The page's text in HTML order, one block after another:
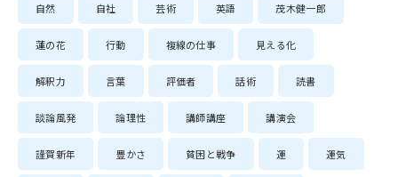
自然 自社 芸術 英語 茂木健一郎
蓮の花 行動 複線の仕事 見える化
解釈力 言葉 評価者 話術 読書
談論風発 論理性 講師講座 講演会
謹賀新年 豊かさ 貧困と戦争 運 運気